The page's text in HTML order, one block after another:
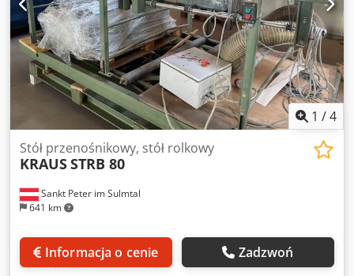
1 /4
Sankt Peter im Sulmtal
641 km
Stół przenośnikowy, stół rolkowy
KRAUSSTRB 80
Informacja o cenie Zadzwoń